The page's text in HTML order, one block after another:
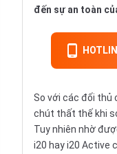
đến sự an toàn
So với các đối thủ
chút thất thế khi
Tuy nhiên nhờ
i20 hay i20 Active